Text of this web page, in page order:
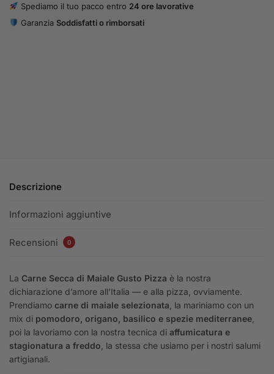
Spediamo il tuo pacco entro 24 ore lavorative
Garanzia Soddisfatti o rimborsati
Descrizione
Informazioni aggiuntive
Recensioni 0
La Carne Secca di Maiale Gusto Pizza è la nostra
dichiarazione d’amore all’Italia — e alla pizza, ovviamente.
Prendiamo carne di maiale selezionata , la mariniamo con un
mix di pomodoro, origano, basilico e spezie mediterranee
poi la lavoriamo con la nostra tecnica di affumicatura e
stagionatura a freddo , la stessa che usiamo per i nostri salumi
artigianali.